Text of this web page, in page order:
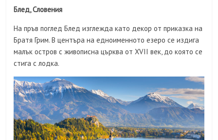
Блед, Словения
На пръв поглед Блед изглежда като декор от приказка на
Братя Грим. В центъра на едноименното езеро се издига
малък остров с живописна църква от XVII век, до която се
стига с лодка.